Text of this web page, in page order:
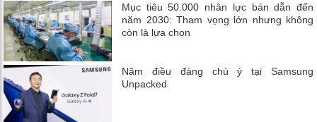
Mục tiêu 50.000 nhân lực bán dẫn đến
năm 2030: Tham vọng lớn nhưng không
còn là lựa chọn
Năm điều đáng chú ý tại Samsung
Unpacked